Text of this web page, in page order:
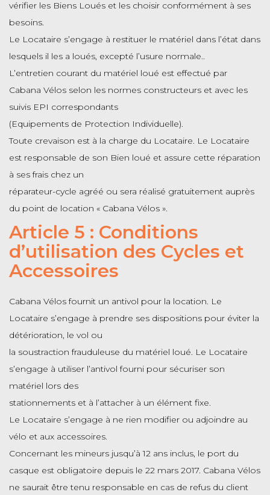
vérifier les Biens Loués et les choisir conformément à ses
besoins.
Le Locataire s’engage à restituer le matériel dans l’état dans
lesquels il les a loués, excepté l’usure normale..
L’entretien courant du matériel loué est effectué par
Cabana Vélos selon les normes constructeurs et avec les
suivis EPI correspondants
(Equipements de Protection Individuelle).
Toute crevaison est à la charge du Locataire. Le Locataire
est responsable de son Bien loué et assure cette réparation
à ses frais chez un
réparateur-cycle agréé ou sera réalisé gratuitement auprès
du point de location « Cabana Vélos ».
Article 5 : Conditions
d’utilisation des Cycles et
Accessoires
Cabana Vélos fournit un antivol pour la location. Le
Locataire s’engage à prendre ses dispositions pour éviter la
détérioration, le vol ou
la soustraction frauduleuse du matériel loué. Le Locataire
s’engage à utiliser l’antivol fourni pour sécuriser son
matériel lors des
stationnements et à l’attacher à un élément fixe.
Le Locataire s’engage à ne rien modifier ou adjoindre au
vélo et aux accessoires.
Concernant les mineurs jusqu’à 12 ans inclus, le port du
casque est obligatoire depuis le 22 mars 2017. Cabana Vélos
ne saurait être tenu responsable en cas de refus du client